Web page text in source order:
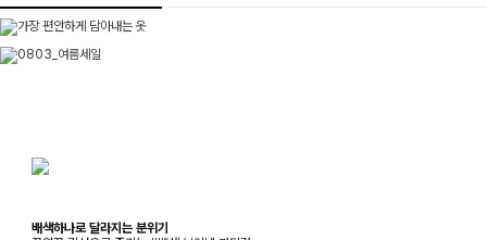
배색하나로 달라지는 분위기